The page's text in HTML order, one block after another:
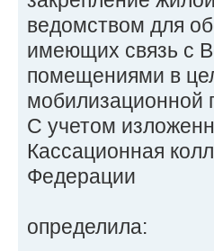
ведомством для
имеющих связь с
помещениями в
мобилизационной
С учетом
Кассационная
Федерации
определила: